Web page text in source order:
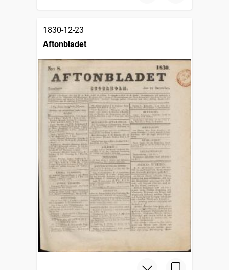
1830-12-23
Aftonbladet